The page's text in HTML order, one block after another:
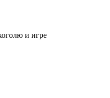
и игре